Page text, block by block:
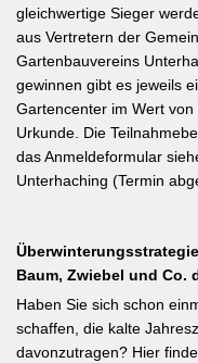
gleichwertige Sieger
aus Vertretern der
Gartenbauvereins
gewinnen gibt es jeweils
Gartencenter im Wert
Urkunde. Die
das Anmeldeformular
Unterhaching (Termin
Baum, Zwiebel und Co.
Haben Sie sich schon
schaffen, die kalte
davonzutragen? Hier